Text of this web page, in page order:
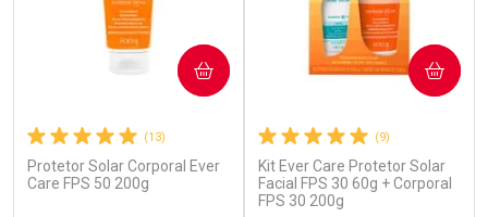
(13)
Protetor Solar Corporal Ever
Care FPS 50 200g
COMPRAR
(9)
Kit Ever Care Protetor Solar
Facial FPS 30 60g + Corporal
FPS 30 200g
COMPRAR